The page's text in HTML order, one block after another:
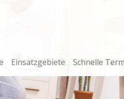
Einsatzgebiete Schnelle